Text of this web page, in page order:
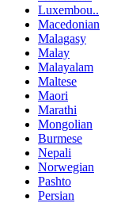
Luxembou..
Macedonian
Malagasy
Malay
Malayalam
Maltese
Maori
Marathi
Mongolian
Burmese
Nepali
Norwegian
Pashto
Persian